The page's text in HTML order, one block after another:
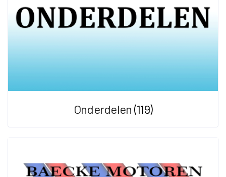
Onderdelen (119)